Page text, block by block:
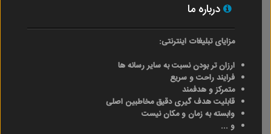
درباره ما
مزایای تبلیغات اینترنتی:
ارزان تر بودن نسبت به سایر رسانه ها
فرایند راحت و سریع
متمرکز و هدفمند
قابلیت هدف گیری دقیق مخاطبین اصلی
وابسته به زمان و مکان نیست
و ...